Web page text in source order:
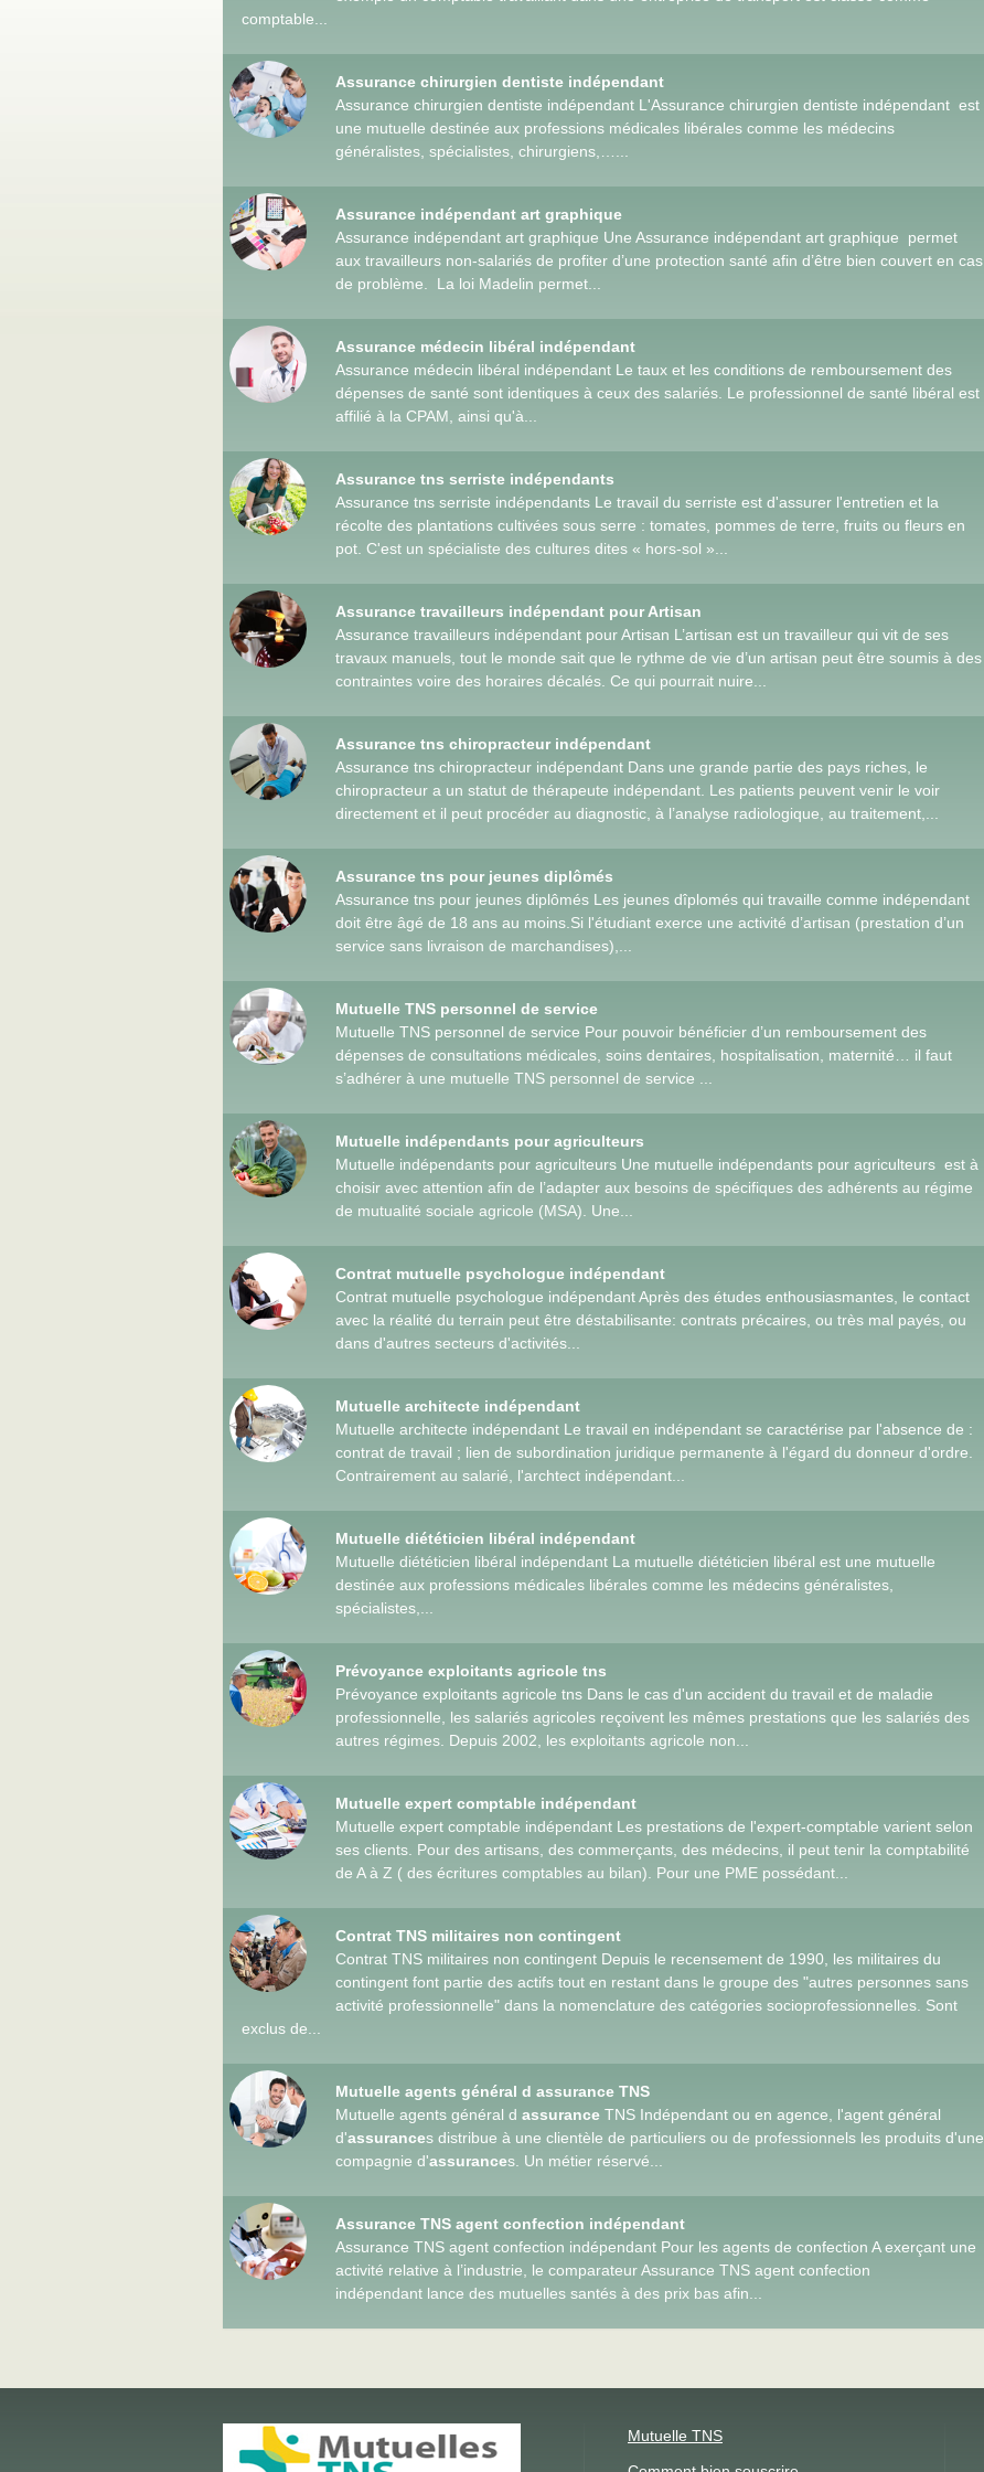
comptable...
Assurance chirurgien dentiste indépendant
Assurance chirurgien dentiste indépendant L'Assurance chirurgien dentiste indépendant est
une mutuelle destinée aux professions médicales libérales comme les médecins
généralistes, spécialistes, chirurgiens,…...
Assurance indépendant art graphique
Assurance indépendant art graphique Une Assurance indépendant art graphique permet
aux travailleurs non-salariés de profiter d’une protection santé afin d’être bien couvert en cas
de problème. La loi Madelin permet...
Assurance médecin libéral indépendant
Assurance médecin libéral indépendant Le taux et les conditions de remboursement des
dépenses de santé sont identiques à ceux des salariés. Le professionnel de santé libéral est
affilié à la CPAM, ainsi qu'à...
Assurance tns serriste indépendants
Assurance tns serriste indépendants Le travail du serriste est d'assurer l'entretien et la
récolte des plantations cultivées sous serre : tomates, pommes de terre, fruits ou fleurs en
pot. C'est un spécialiste des cultures dites « hors-sol »...
Assurance travailleurs indépendant pour Artisan
Assurance travailleurs indépendant pour Artisan L’artisan est un travailleur qui vit de ses
travaux manuels, tout le monde sait que le rythme de vie d’un artisan peut être soumis à des
contraintes voire des horaires décalés. Ce qui pourrait nuire...
Assurance tns chiropracteur indépendant
Assurance tns chiropracteur indépendant Dans une grande partie des pays riches, le
chiropracteur a un statut de thérapeute indépendant. Les patients peuvent venir le voir
directement et il peut procéder au diagnostic, à l’analyse radiologique, au traitement,...
Assurance tns pour jeunes diplômés
Assurance tns pour jeunes diplômés Les jeunes dîplomés qui travaille comme indépendant
doit être âgé de 18 ans au moins.Si l'étudiant exerce une activité d’artisan (prestation d’un
service sans livraison de marchandises),...
Mutuelle TNS personnel de service
Mutuelle TNS personnel de service Pour pouvoir bénéficier d’un remboursement des
dépenses de consultations médicales, soins dentaires, hospitalisation, maternité… il faut
s’adhérer à une mutuelle TNS personnel de service ...
Mutuelle indépendants pour agriculteurs
Mutuelle indépendants pour agriculteurs Une mutuelle indépendants pour agriculteurs est à
choisir avec attention afin de l’adapter aux besoins de spécifiques des adhérents au régime
de mutualité sociale agricole (MSA). Une...
Contrat mutuelle psychologue indépendant
Contrat mutuelle psychologue indépendant Après des études enthousiasmantes, le contact
avec la réalité du terrain peut être déstabilisante: contrats précaires, ou très mal payés, ou
dans d'autres secteurs d'activités...
Mutuelle architecte indépendant
Mutuelle architecte indépendant Le travail en indépendant se caractérise par l'absence de :
contrat de travail ; lien de subordination juridique permanente à l'égard du donneur d'ordre.
Contrairement au salarié, l'archtect indépendant...
Mutuelle diététicien libéral indépendant
Mutuelle diététicien libéral indépendant La mutuelle diététicien libéral est une mutuelle
destinée aux professions médicales libérales comme les médecins généralistes,
spécialistes,...
Prévoyance exploitants agricole tns
Prévoyance exploitants agricole tns Dans le cas d'un accident du travail et de maladie
professionnelle, les salariés agricoles reçoivent les mêmes prestations que les salariés des
autres régimes. Depuis 2002, les exploitants agricole non...
Mutuelle expert comptable indépendant
Mutuelle expert comptable indépendant Les prestations de l'expert-comptable varient selon
ses clients. Pour des artisans, des commerçants, des médecins, il peut tenir la comptabilité
de A à Z ( des écritures comptables au bilan). Pour une PME possédant...
Contrat TNS militaires non contingent
Contrat TNS militaires non contingent Depuis le recensement de 1990, les militaires du
contingent font partie des actifs tout en restant dans le groupe des "autres personnes sans
activité professionnelle" dans la nomenclature des catégories socioprofessionnelles. Sont
exclus de...
Mutuelle agents général d assurance TNS
Mutuelle agents général d assurance TNS Indépendant ou en agence, l'agent général
d'assurances distribue à une clientèle de particuliers ou de professionnels les produits d'une
compagnie d'assurances. Un métier réservé...
Assurance TNS agent confection indépendant
Assurance TNS agent confection indépendant Pour les agents de confection A exerçant une
activité relative à l’industrie, le comparateur Assurance TNS agent confection
indépendant lance des mutuelles santés à des prix bas afin...
Mutuelle TNS